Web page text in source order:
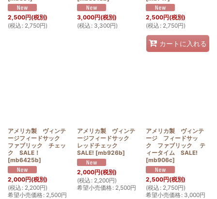
2,500円(税別)
(税込 : 2,750円)
3,000円(税別)
(税込 : 3,300円)
2,500円(税別)
(税込 : 2,750円)
カートに入れる
アメリカ製 ヴィンテ
ージフィードサック
ファブリック チェッ
ク SALE！
[mb6425b]
2,000円(税別)
(税込 : 2,200円)
希望小売価格: 2,500円
アメリカ製 ヴィンテ
ージフィードサック
レッドチェック
SALE! [mb926b]
2,000円(税別)
(税込 : 2,200円)
希望小売価格: 2,500円
アメリカ製 ヴィンテ
ージ フィードサッ
ク ファブリック テ
ィータイム SALE!
[mb906c]
2,500円(税別)
(税込 : 2,750円)
希望小売価格: 3,000円